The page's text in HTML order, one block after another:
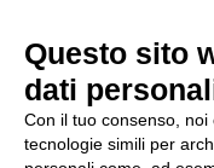
del
possibile
reclamo
una delle
descritte al
Questo sito
dati
Con il tuo consenso,
tecnologie simili per